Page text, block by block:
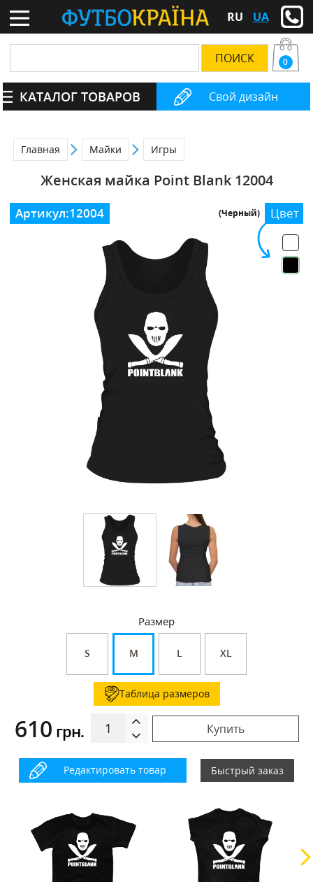
RU UA
Свой дизайн
0
КАТАЛОГ ТОВАРОВ
Главная Майки Игры
Женская майка Point Blank 12004
Цвет
(Черный)
Размер
S M L XL
Таблица размеров
610 грн. Купить
Редактировать товар Быстрый заказ
Артикул:12004